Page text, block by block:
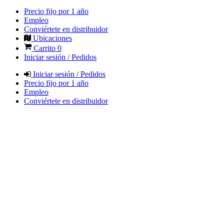
Precio fijo por 1 año
Empleo
Conviértete en distribuidor
Ubicaciones
Carrito 0
Iniciar sesión / Pedidos
Iniciar sesión / Pedidos
Precio fijo por 1 año
Empleo
Conviértete en distribuidor